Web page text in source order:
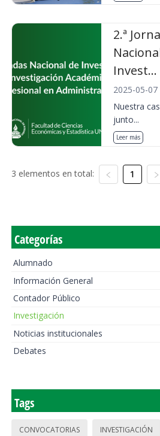
2.ª
Invest...
2025-05-07
Nuestra
junto...
Leer más
3 elementos en total: 1
Categorías
Alumnado
Información General
Contador Público
Investigación
Noticias institucionales
Debates
Tags
CONVOCATORIAS INVESTIGACIÓN